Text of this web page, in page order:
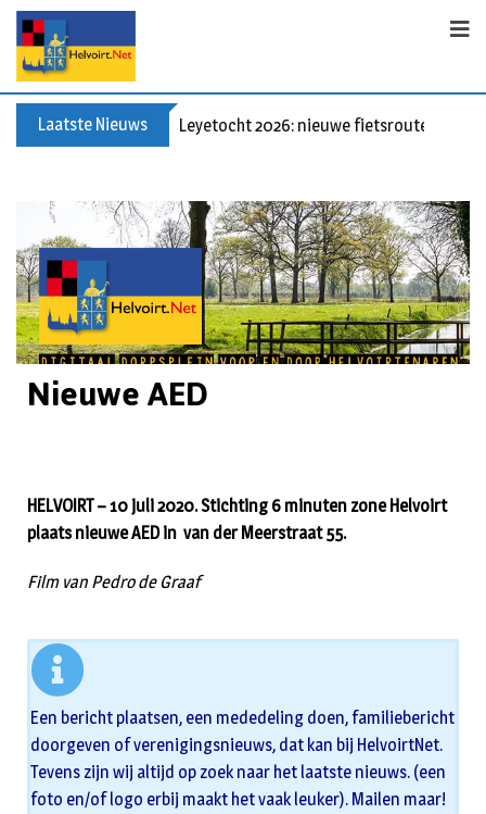
Laatste Nieuws Leyetocht 2026: nieuwe fietsroutes
Nieuwe AED
HELVOIRT – 10 juli 2020. Stichting 6 minuten zone Helvoirt
plaats nieuwe AED in van der Meerstraat 55.
Film van Pedro de Graaf
Een bericht plaatsen, een mededeling doen, familiebericht
doorgeven of verenigingsnieuws, dat kan bij HelvoirtNet.
Tevens zijn wij altijd op zoek naar het laatste nieuws. (een
foto en/of logo erbij maakt het vaak leuker). Mailen maar!